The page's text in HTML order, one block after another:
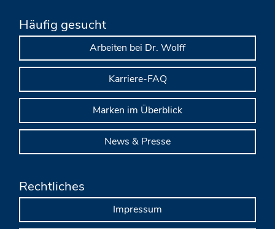
Häufig gesucht
Arbeiten bei Dr. Wolff
Karriere-FAQ
Marken im Überblick
News & Presse
Rechtliches
Impressum